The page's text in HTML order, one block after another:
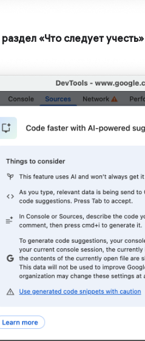
раздел «Что следует учесть»